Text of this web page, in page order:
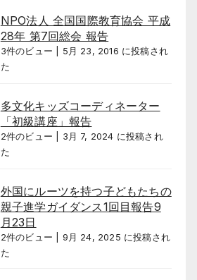
NPO法人 全国国際教育協会 平成
28年 第7回総会 報告
3件のビュー
5月 23, 2016 に投稿され
た
多文化キッズコーディネーター
「初級講座」報告
2件のビュー
3月 7, 2024 に投稿され
た
外国にルーツを持つ子どもたちの
親子進学ガイダンス1回目報告9
月23日
2件のビュー
9月 24, 2025 に投稿され
た